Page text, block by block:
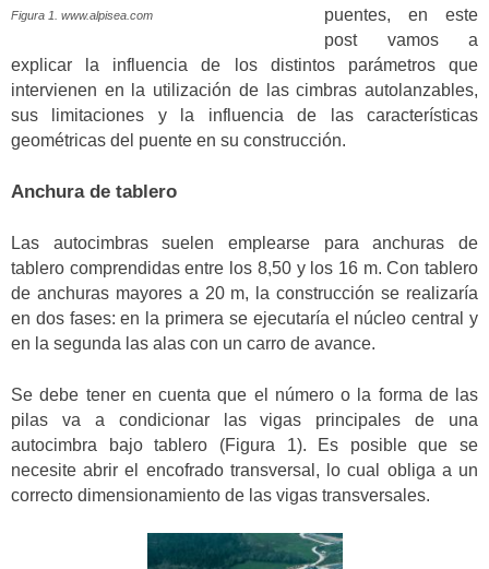
Figura 1. www.alpisea.com
puentes, en este
post vamos a
explicar la influencia de los distintos parámetros que
intervienen en la utilización de las cimbras autolanzables,
sus limitaciones y la influencia de las características
geométricas del puente en su construcción.
Anchura de tablero
Las autocimbras suelen emplearse para anchuras de
tablero comprendidas entre los 8,50 y los 16 m. Con tablero
de anchuras mayores a 20 m, la construcción se realizaría
en dos fases: en la primera se ejecutaría el núcleo central y
en la segunda las alas con un carro de avance.
Se debe tener en cuenta que el número o la forma de las
pilas va a condicionar las vigas principales de una
autocimbra bajo tablero (Figura 1). Es posible que se
necesite abrir el encofrado transversal, lo cual obliga a un
correcto dimensionamiento de las vigas transversales.